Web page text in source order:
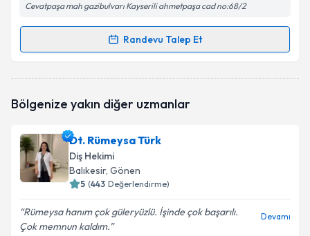
Kişisel verilerimin işlenmesine ilişkinAydınlatma
kapsamda işlenmesini kabul ediyorum.
Cevatpaşa mah gazibulvarı Kayserili ahmetpaşa cad no:68/2
Randevu Talep Et
Randevu Takvimi Talebi
talebi oluşturun. Size bu uzmandan randevu almanız
bilgilendireceğiz.
E-posta Adresiniz
Kişisel verilerimin işlenmesine ilişkin
Bölgenize yakın diğer uzmanlar
Dt. Rümeysa Türk
Diş Hekimi
Balıkesir, Gönen
5 (443 Değerlendirme)
Rümeysa hanım çok güleryüzlü. İşinde çok başarılı.
Çok memnun kaldım.
Devamı